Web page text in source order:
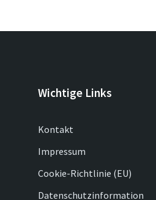
Wichtige Links
Kontakt
Impressum
Cookie-Richtlinie (EU)
Datenschutzinformation